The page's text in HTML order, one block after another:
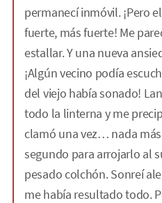
permanecí inmóvil. ¡Pero
fuerte, más fuerte! Me
estallar. Y una nueva
¡Algún vecino podía
del viejo había sonado!
todo la linterna y me
clamó una vez… nada
segundo para arrojarlo al
pesado colchón. Sonreí
me había resultado todo.